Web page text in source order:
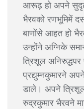
आरूढ़ हो अपने सुदृढ़
भैरवको रणभूमिमें दस
बाणोंसे आहत हो
उन्होंने अग्निके
त्रिशूल
प्रद्युम्नकुमारने
डाले। अपने
रुद्रकुमार भैरवने